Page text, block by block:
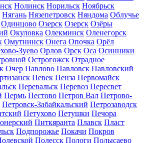
Нолинск Норильск Ноябрьск
Нягань Нязепетровск Няндома Облучье
Одинцово Озерск Озерск Озёры
Окуловка Олекминск Оленегорск
Омутнинск Онега Опочка Орёл
Зуево Орлов Орск Оса Осинники
Острогожск Отрадное
Очер Павлово Павловск Павловский
Певек Пенза Первомайск
Перевальск Перевоз Пересвет
Пермь Пестово Петров Вал Петрово-
Петровск-Забайкальский Петрозаводск
Петухово Петушки Печора
Питкяранта Плавск Пласт
Подпорожье Покачи Покров
Полесск Пологи Полысаево